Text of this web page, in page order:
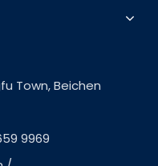
Town, Beichen
9969